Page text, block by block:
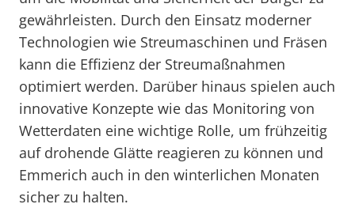
gewährleisten. Durch den Einsatz moderner
Technologien wie Streumaschinen und Fräsen
kann die Effizienz der Streumaßnahmen
optimiert werden. Darüber hinaus spielen auch
innovative Konzepte wie das Monitoring von
Wetterdaten eine wichtige Rolle, um frühzeitig
auf drohende Glätte reagieren zu können und
Emmerich auch in den winterlichen Monaten
sicher zu halten.